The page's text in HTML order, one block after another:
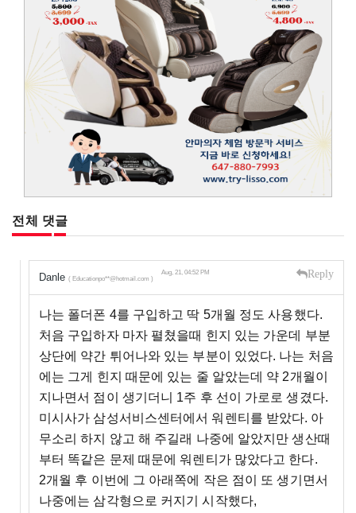
전체 댓글
Danle ( Educationpo**@hotmail.com )
Aug, 21, 04:52 PM Reply
나는 폴더폰 4를 구입하고 딱 5개월 정도 사용했다.
처음 구입하자 마자 펼쳤을때 힌지 있는 가운데 부분
상단에 약간 튀어나와 있는 부분이 있었다. 나는 처음
에는 그게 힌지 때문에 있는 줄 알았는데 약 2개월이
지나면서 점이 생기더니 1주 후 선이 가로로 생겼다.
미시사가 삼성서비스센터에서 워렌티를 받았다. 아
무소리 하지 않고 해 주길래 나중에 알았지만 생산때
부터 똑같은 문제 때문에 워렌티가 많았다고 한다.
2개월 후 이번에 그 아래쪽에 작은 점이 또 생기면서
나중에는 삼각형으로 커지기 시작했다,